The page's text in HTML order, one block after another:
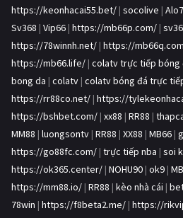
https://keonhacai55.bet/ | socolive |
Sv368 | Vip66 | https://mb66p.com/ |
https://78winnh.net/ | https://
https://mb66.life/ | colatv trực tiếp bóng
bong da | colatv | colatv bóng đá trực
https://rr88co.net/ | https://
https://bshbet.com/ | xx88 | RR88 |
MM88 | luongsontv | RR88 | XX88 | MB66 |
https://go88fc.com/ | trực tiếp nba | soi
https://ok365.center/ | NOHU90 | ok9 |
https://mm88.io/ | RR88 | kèo nhà cái |
78win | https://f8beta2.me/ | https://